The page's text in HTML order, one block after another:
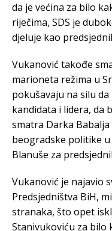
da je većina za bilo
riječima, SDS je
djeluje kao
Vukanović takođe
marioneta režima u
pokušavaju na silu
kandidata i lidera, da
smatra Darka Babalja
beogradske politike
Blanuše za
Vukanović je najavio
Predsjedništva BiH,
stranaka, što opet
Stanivukoviću za bilo